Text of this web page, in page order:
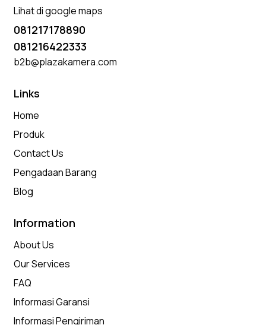
Lihat di google maps
081217178890
081216422333
b2b@plazakamera.com
Links
Home
Produk
Contact Us
Pengadaan Barang
Blog
Information
About Us
Our Services
FAQ
Informasi Garansi
Informasi Pengiriman